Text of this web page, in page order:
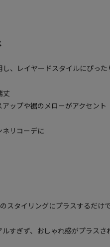
、レイヤードスタイルにぴった
丈
ップや裾のメローがアクセント
リコーデに
スタイリングにプラスするだけ
すぎず、おしゃれ感がプラスさ